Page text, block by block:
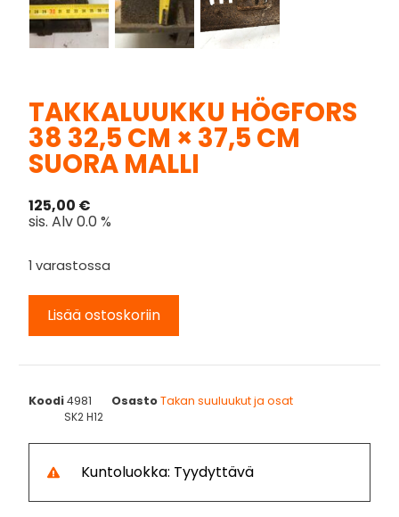
TAKKALUUKKU HÖGFORS
38 32,5 CM × 37,5 CM
SUORA MALLI
125,00 €
sis. Alv 0.0 %
1 varastossa
Lisää ostoskoriin
Koodi4981 OsastoTakan suuluukut ja osat
SK2 H12
Kuntoluokka: Tyydyttävä